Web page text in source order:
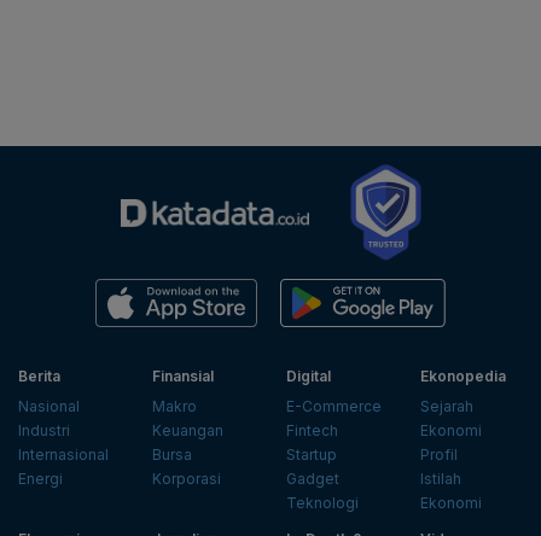
Berita
Nasional
Industri
Internasional
Energi
Finansial
Makro
Keuangan
Bursa
Korporasi
Digital
E-Commerce
Fintech
Startup
Gadget
Teknologi
Ekonopedia
Sejarah
Ekonomi
Profil
Istilah
Ekonomi